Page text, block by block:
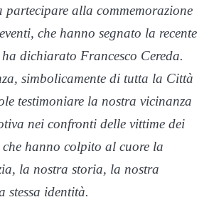
partecipare alla commemorazione
che hanno segnato la recente
dichiarato Francesco Cereda.
simbolicamente di tutta la Città
testimoniare la nostra vicinanza
nei confronti delle vittime dei
hanno colpito al cuore la
la nostra storia, la nostra
stessa identità.